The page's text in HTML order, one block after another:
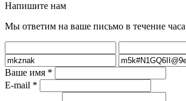
Напишите нам
Мы ответим на ваше письмо в течение часа
Ваше имя *
E-mail *